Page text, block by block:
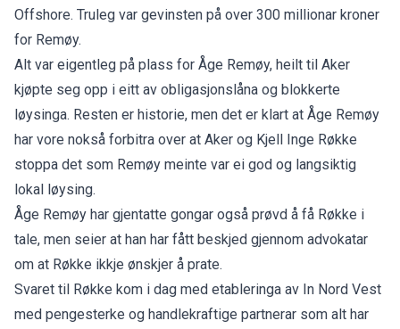
Offshore. Truleg var gevinsten på over 300 millionar kroner
for Remøy.
Alt var eigentleg på plass for Åge Remøy, heilt til Aker
kjøpte seg opp i eitt av obligasjonslåna og blokkerte
løysinga. Resten er historie, men det er klart at Åge Remøy
har vore nokså forbitra over at Aker og Kjell Inge Røkke
stoppa det som Remøy meinte var ei god og langsiktig
lokal løysing.
Åge Remøy har gjentatte gongar også prøvd å få Røkke i
tale, men seier at han har fått beskjed gjennom advokatar
om at Røkke ikkje ønskjer å prate.
Svaret til Røkke kom i dag med etableringa av In Nord Vest
med pengesterke og handlekraftige partnerar som alt har